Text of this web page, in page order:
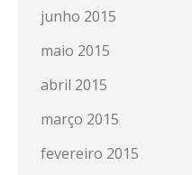
junho 2015
maio 2015
abril 2015
março 2015
fevereiro 2015